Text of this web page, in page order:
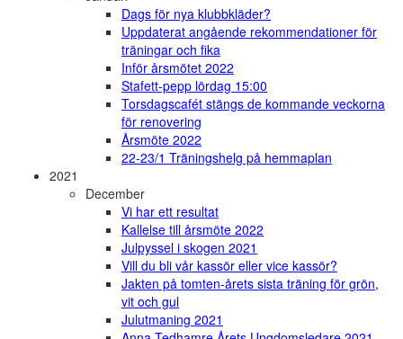
Dags för nya klubbkläder?
Uppdaterat angående rekommendationer för
träningar och fika
Inför årsmötet 2022
Stafett-pepp lördag 15:00
Torsdagscafét stängs de kommande veckorna
för renovering
Årsmöte 2022
22-23/1 Träningshelg på hemmaplan
2021
December
Vi har ett resultat
Kallelse till årsmöte 2022
Julpyssel i skogen 2021
Vill du bli vår kassör eller vice kassör?
Jakten på tomten-årets sista träning för grön,
vit och gul
Julutmaning 2021